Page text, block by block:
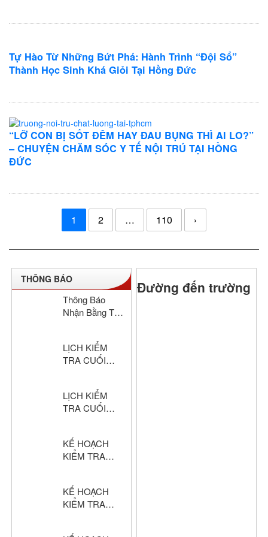
Tự Hào Từ Những Bứt Phá: Hành Trình “Đội Sổ”
Thành Học Sinh Khá Giỏi Tại Hồng Đức
“LỠ CON BỊ SỐT ĐÊM HAY ĐAU BỤNG THÌ AI LO?”
– CHUYỆN CHĂM SÓC Y TẾ NỘI TRÚ TẠI HỒNG
ĐỨC
bài
viết
1 2 … 110 ›
THÔNG BÁO
Thông Báo
Nhận Bằng Tốt
Đức Năm Học
2024–2025
LỊCH KIỂM
TRA CUỐI
NĂM HỌC:
2025 – 2026
LỊCH KIỂM
TRA CUỐI
NĂM HỌC:
2025 – 2026
KẾ HOẠCH
KIỂM TRA
NĂM HỌC:
2025 – 2026
KẾ HOẠCH
KIỂM TRA
Đường đến trường